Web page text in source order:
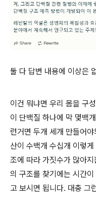
둘 다 답변 내용에 이상은
이건 뭐냐면 우리 몸을 구
이 단백질 하나에 막 몇백
런거면 두개 세개 만들어
산이 수백개 수십개 이렇
조에 따라 가짓수가 많아
의 구조를 찾기에는 시간
고 보시면 됩니다. 대충 그